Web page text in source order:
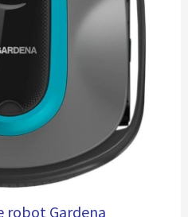
robot Gardena